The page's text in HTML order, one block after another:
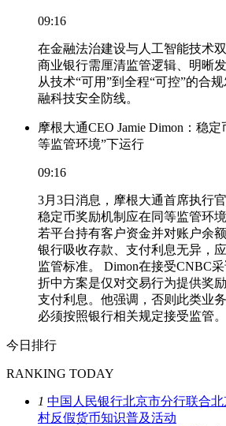
09:16
在金融法治建设与人工智能技术
商业银行需厘清监管逻辑、明晰
从技术“可用”到全程“可控”的合
融科技安全防线。
摩根大通CEO Jamie Dimon：稳
等监管环境”下运行
09:16
3月3日消息，摩根大通首席执行官
稳定币奖励机制应在同等监管环
若平台持有客户资金并对账户余
银行吸收存款、支付利息无异，
监管标准。 Dimon在接受CNBC
折中方案是仅对交易行为提供奖
支付利息。他强调，否则此类业
必须按照银行相关规定接受监管。
今日排行
RANKING TODAY
1 中国人民银行北京市分行联合
村反假货币知识普及活动